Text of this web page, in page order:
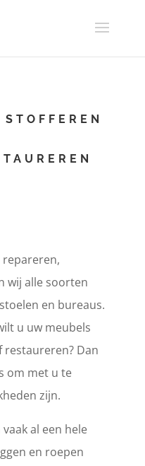
wij alle soorten
en bureaus.
u uw meubels
Dan
om met u te
zijn.
al een hele
en roepen